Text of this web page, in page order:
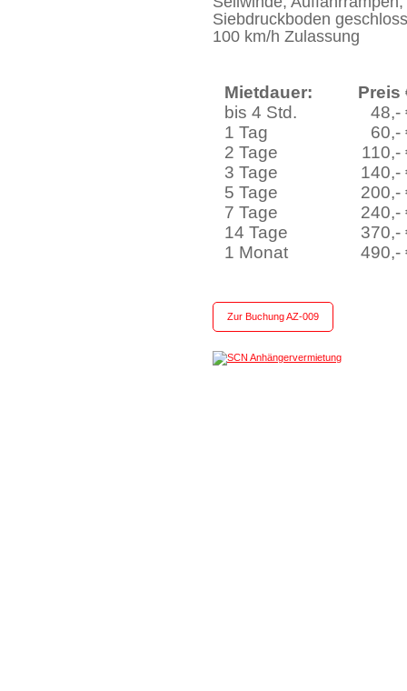
Siebdruckboden
100 km/h Zulassung
Mietdauer:
bis 4 Std.
1 Tag
2 Tage
3 Tage
5 Tage
7 Tage
14 Tage
1 Monat
Preis
48,-
60,-
110,-
140,-
200,-
240,-
370,-
490,-
Zur Buchung AZ-009